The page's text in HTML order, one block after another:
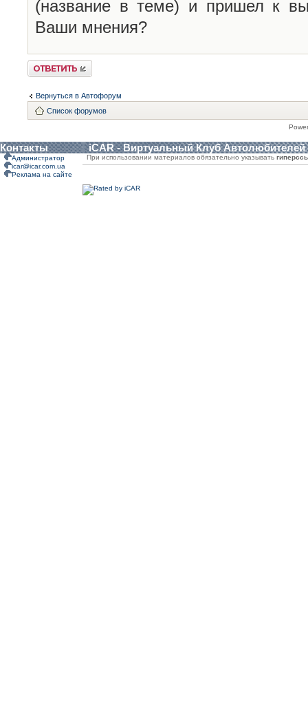
(название в теме) и пришел к
Ваши мнения?
Ответить
Вернуться в Автофорум
Список форумов
Контакты iCAR - Виртуальный Клуб Автолюбителей
Администратор
icar@icar.com.ua
Реклама на сайте
При использовании материалов обязательно указывать